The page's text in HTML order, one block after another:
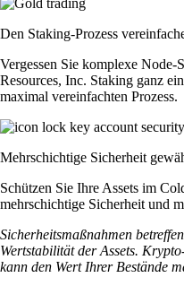
Den Staking-Prozess
Vergessen Sie komplexe Node-
Resources, Inc. Staking ganz
maximal vereinfachten Prozess.
Mehrschichtige Sicherheit
Schützen Sie Ihre Assets im
mehrschichtige Sicherheit und
Sicherheitsmaßnahmen
Wertstabilität der Assets.
kann den Wert Ihrer Bestände